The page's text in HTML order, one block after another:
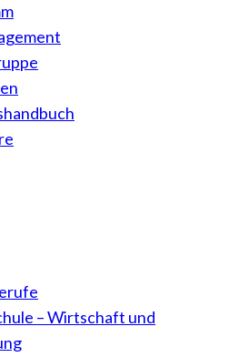
– Wirtschaft und